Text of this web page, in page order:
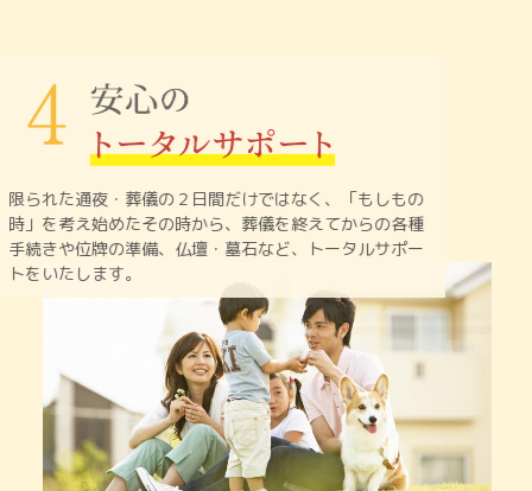
限られた通夜・葬儀の２日間だけではなく、「もしもの
時」を考え始めたその時から、葬儀を終えてからの各種
手続きや位牌の準備、仏壇・墓石など、トータルサポー
トをいたします。